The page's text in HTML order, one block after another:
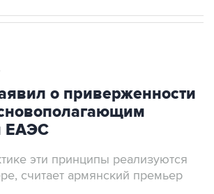
о приверженности
ЕАЭС
эти принципы реализуются
считает армянский премьер